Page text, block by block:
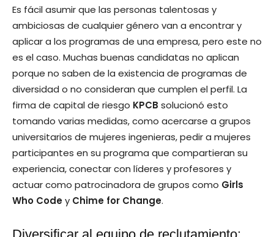
Es fácil asumir que las personas talentosas y
ambiciosas de cualquier género van a encontrar y
aplicar a los programas de una empresa, pero este no
es el caso. Muchas buenas candidatas no aplican
porque no saben de la existencia de programas de
diversidad o no consideran que cumplen el perfil. La
firma de capital de riesgo KPCB solucionó esto
tomando varias medidas, como acercarse a grupos
universitarios de mujeres ingenieras, pedir a mujeres
participantes en su programa que compartieran su
experiencia, conectar con líderes y profesores y
actuar como patrocinadora de grupos como Girls
Who Codey Chime for Change.